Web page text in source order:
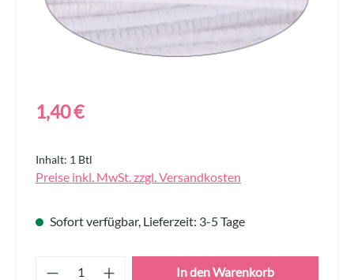
Regulärer Preis:
1,40 €
Inhalt: 1 Btl
Preise inkl. MwSt. zzgl. Versandkosten
Sofort verfügbar, Lieferzeit: 3-5 Tage
Produkt Anzahl: Gib den gewünschten
In den Warenkorb